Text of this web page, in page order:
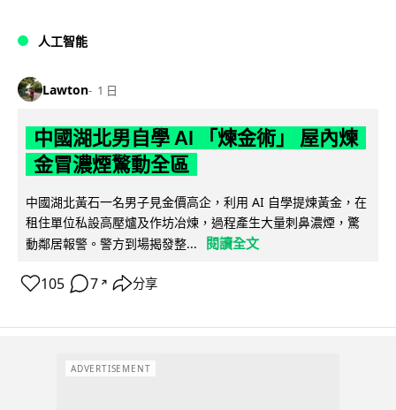
人工智能
Lawton 1 日
中國湖北男自學 AI 「煉金術」 屋內煉
金冒濃煙驚動全區
中國湖北黃石一名男子見金價高企，利用 AI 自學提煉黃金，在
租住單位私設高壓爐及作坊冶煉，過程產生大量刺鼻濃煙，驚
動鄰居報警。警方到場揭發整...
閱讀全文
105 7 ↗ 分享
ADVERTISEMENT